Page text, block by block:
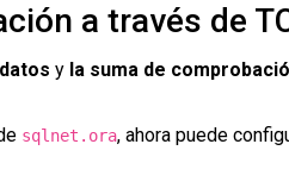
a través de
y la suma de
sqlnet.ora, ahora puede